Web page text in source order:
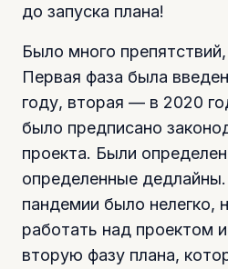
до запуска плана!
Было много
Первая фаза была
году, вторая — в 2020
было предписано
проекта. Были
определенные
пандемии было нелегко,
работать над проектом
вторую фазу плана,